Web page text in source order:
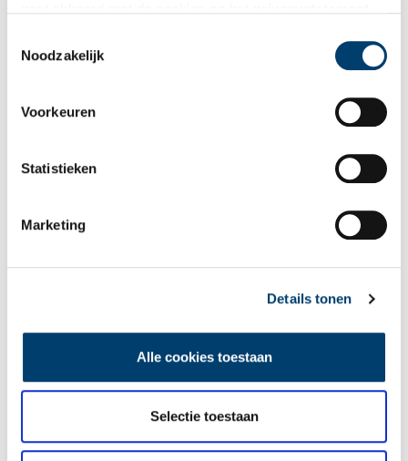
Noodzakelijk
Voorkeuren
Statistieken
Marketing
Details tonen
Alle cookies toestaan
Selectie toestaan
concurrentie
De Chinees heeft zich de laatste halve eeuw een vaste plaats
verworven. Na een lichte teruggang telt Alkmaar anno 2006 nog